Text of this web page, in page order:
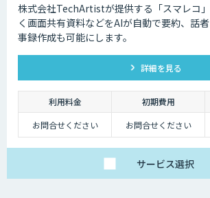
株式会社TechArtistが提供する「スマレコ
く画面共有資料などをAIが自動で要約、話
事録作成も可能にします。
詳細を見る
利用料金 初期費用
お問合せください
お問合せください
サービス選択